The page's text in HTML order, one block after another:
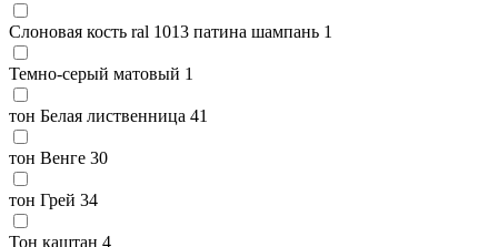
Слоновая кость ral 1013 патина шампань 1
Темно-серый матовый 1
тон Белая лиственница 41
тон Венге 30
тон Грей 34
Тон каштан 4